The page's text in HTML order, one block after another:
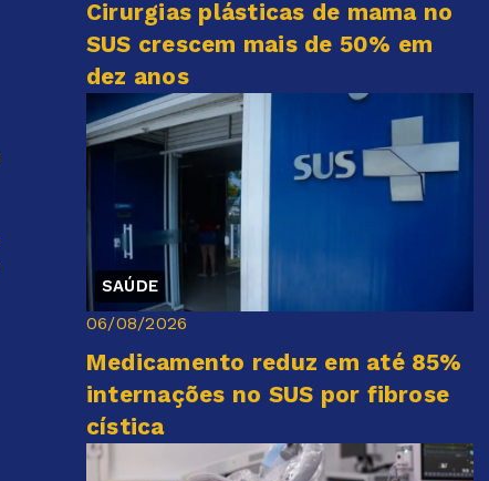
Cirurgias plásticas de mama no
SUS crescem mais de 50% em
dez anos
SAÚDE
06/08/2026
Medicamento reduz em até 85%
internações no SUS por fibrose
cística